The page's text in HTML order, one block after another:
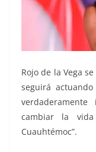
Rojo de la Vega
seguirá
cambiar la
Cuauhtémoc”.